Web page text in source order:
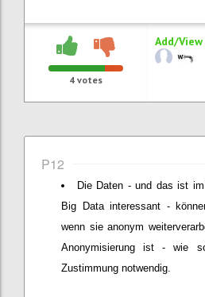
4 votes
Add/
P12
Die Daten - und das ist
Big Data interessant -
wenn sie anonym
Anonymisierung ist - wie
Zustimmung notwendig.